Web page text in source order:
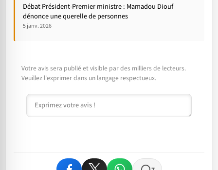
Débat Président-Premier ministre : Mamadou Diouf
dénonce une querelle de personnes
5 janv. 2026
Votre avis sera publié et visible par des milliers de lecteurs.
Veuillez l'exprimer dans un langage respectueux.
Commentaire